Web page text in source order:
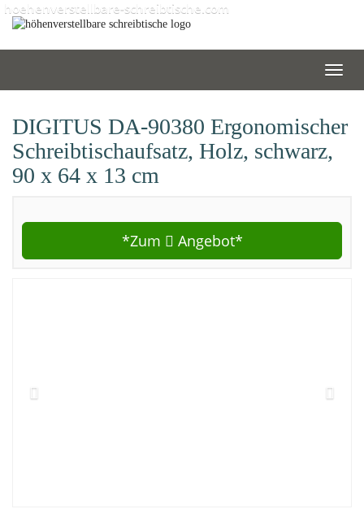
Skip
hoehenverstellbare-schreibtische.com
DIGITUS DA-90380 Ergonomischer
Schreibtischaufsatz, Holz, schwarz,
90 x 64 x 13 cm
*Zum Angebot*